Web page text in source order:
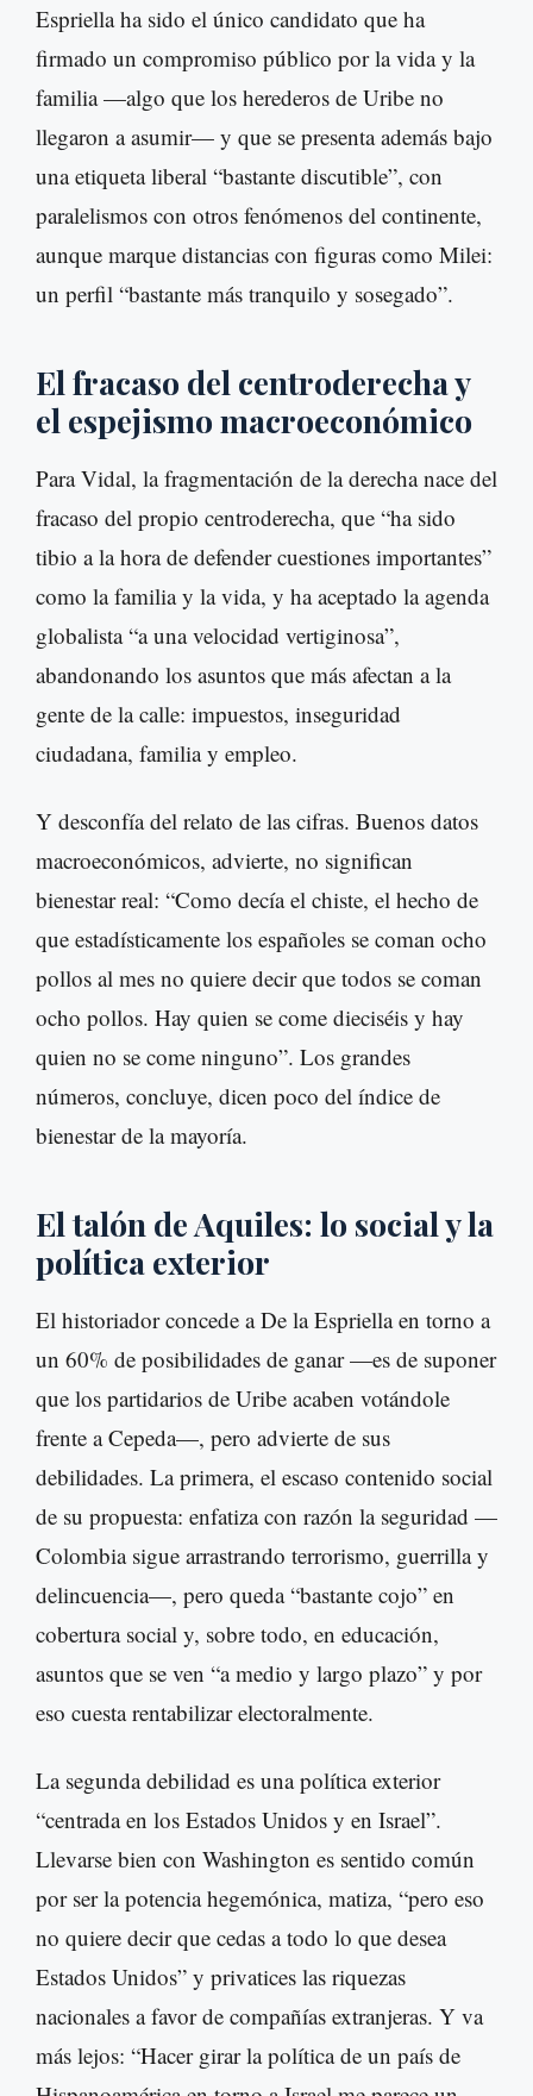
Espriella ha sido el único candidato que ha
firmado un compromiso público por la vida y la
familia —algo que los herederos de Uribe no
llegaron a asumir— y que se presenta además bajo
una etiqueta liberal “bastante discutible”, con
paralelismos con otros fenómenos del continente,
aunque marque distancias con figuras como Milei:
un perfil “bastante más tranquilo y sosegado”.
El fracaso del centroderecha y
el espejismo macroeconómico
Para Vidal, la fragmentación de la derecha nace del
fracaso del propio centroderecha, que “ha sido
tibio a la hora de defender cuestiones importantes”
como la familia y la vida, y ha aceptado la agenda
globalista “a una velocidad vertiginosa”,
abandonando los asuntos que más afectan a la
gente de la calle: impuestos, inseguridad
ciudadana, familia y empleo.
Y desconfía del relato de las cifras. Buenos datos
macroeconómicos, advierte, no significan
bienestar real: “Como decía el chiste, el hecho de
que estadísticamente los españoles se coman ocho
pollos al mes no quiere decir que todos se coman
ocho pollos. Hay quien se come dieciséis y hay
quien no se come ninguno”. Los grandes
números, concluye, dicen poco del índice de
bienestar de la mayoría.
El talón de Aquiles: lo social y la
política exterior
El historiador concede a De la Espriella en torno a
un 60% de posibilidades de ganar —es de suponer
que los partidarios de Uribe acaben votándole
frente a Cepeda—, pero advierte de sus
debilidades. La primera, el escaso contenido social
de su propuesta: enfatiza con razón la seguridad —
Colombia sigue arrastrando terrorismo, guerrilla y
delincuencia—, pero queda “bastante cojo” en
cobertura social y, sobre todo, en educación,
asuntos que se ven “a medio y largo plazo” y por
eso cuesta rentabilizar electoralmente.
La segunda debilidad es una política exterior
“centrada en los Estados Unidos y en Israel”.
Llevarse bien con Washington es sentido común
por ser la potencia hegemónica, matiza, “pero eso
no quiere decir que cedas a todo lo que desea
Estados Unidos” y privatices las riquezas
nacionales a favor de compañías extranjeras. Y va
más lejos: “Hacer girar la política de un país de